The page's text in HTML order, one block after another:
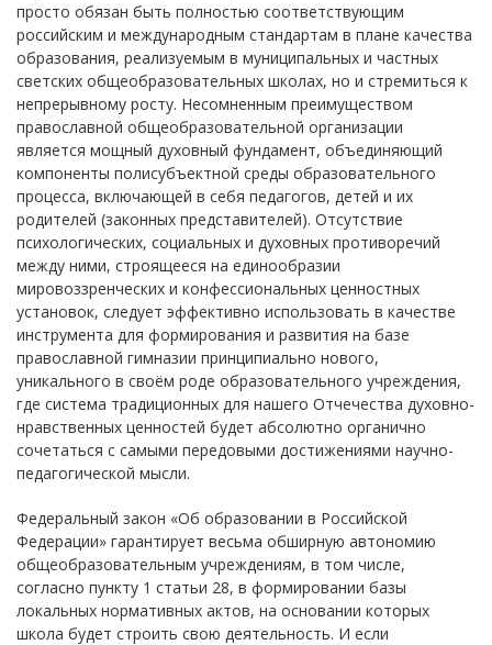
просто обязан быть полностью соответствующим
российским и международным стандартам в плане качества
образования, реализуемым в муниципальных и частных
светских общеобразовательных школах, но и стремиться к
непрерывному росту. Несомненным преимуществом
православной общеобразовательной организации
является мощный духовный фундамент, объединяющий
компоненты полисубъектной среды образовательного
процесса, включающей в себя педагогов, детей и их
родителей (законных представителей). Отсутствие
психологических, социальных и духовных противоречий
между ними, строящееся на единообразии
мировоззренческих и конфессиональных ценностных
установок, следует эффективно использовать в качестве
инструмента для формирования и развития на базе
православной гимназии принципиально нового,
уникального в своём роде образовательного учреждения,
где система традиционных для нашего Отчечества духовно-
нравственных ценностей будет абсолютно органично
сочетаться с самыми передовыми достижениями научно-
педагогической мысли.
Федеральный закон «Об образовании в Российской
Федерации» гарантирует весьма обширную автономию
общеобразовательным учреждениям, в том числе,
согласно пункту 1 статьи 28, в формировании базы
локальных нормативных актов, на основании которых
школа будет строить свою деятельность. И если